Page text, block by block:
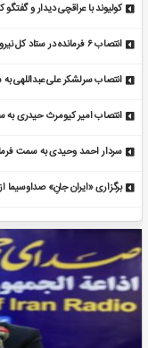
کولیوند با عراقچی دیدار و گفتگو
انتصاب ۶ فرمانده در ستاد کل نیروهای مسلح، سپاه پاسداران و بسیج
انتصاب سرلشکر علی عبداللهی
انتصاب امیر کیومرث حیدری
سردار احمد وحیدی به سمت
برگزاری «ایران جانِ» صداوسیما